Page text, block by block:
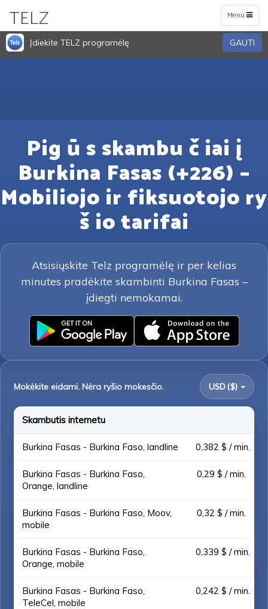
Toggle
navigation
Menu
TELZ
Įdiekite TELZ programėlę GAUTI
Pig ū s skambu č iai į
Burkina Fasas (+226) –
Mobiliojo ir fiksuotojo ry
š io tarifai
Atsisiųskite Telz programėlę ir per kelias
minutes pradėkite skambinti Burkina Fasas –
įdiegti nemokamai.
Mokėkite eidami. Nėra ryšio mokesčio. USD ($)
Skambutis internetu
Burkina Fasas - Burkina Faso, landline 0,382 $ / min.
Burkina Fasas - Burkina Faso,
Orange, landline
0,29 $ / min.
Burkina Fasas - Burkina Faso, Moov,
mobile
0,32 $ / min.
Burkina Fasas - Burkina Faso,
Orange, mobile
0,339 $ / min.
Burkina Fasas - Burkina Faso,
TeleCel, mobile
0,242 $ / min.